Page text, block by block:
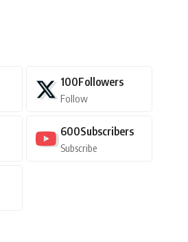
100Followers
Follow
600Subscribers
Subscribe